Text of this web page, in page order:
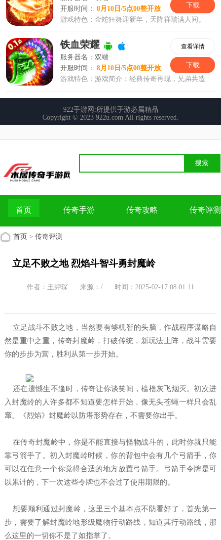
首页 传奇手游 传奇攻略 传奇评测
首页 > 传奇评测
立足不败之地 烈焰斗智斗勇封魔岭
作者：王羿琛 来源：/ 时间：2025-02-17 08:01:11
立足战斗不败之地，当然要有够机智的头脑，作战程序谋略自
然是重中之重，传奇封魔岭，打破传统，新玩法上阵，战斗需要
你的步步为营，胜利从第一步开始。
还在遗憾生不逢时，传奇让你谈笑间，樯橹灰飞烟灭。初次进
入封魔岭的人许多都不知道要怎样开始，像无头苍蝇一样只会乱
窜。《烈焰》封魔岭以防塔形势存在，不需要你出手。
在传奇封魔岭中，你是不能直接与怪物战斗的，此时你就只能
靠弓箭手了。初入封魔岭时候，你的背包中会有几个弓箭手，你
可以在任意一个你觉得合适的地方放置弓箭手。弓箭手令牌是可
以累计的，下一次这些令牌也不会过了使用期限的。
想要顺利通过封魔岭，这里三个基本点不防看好了，首先第一
步，需要了解封魔岭地形级魔物行动路线，知道其行动路线，那
么这里的一切你不是了如指掌了。